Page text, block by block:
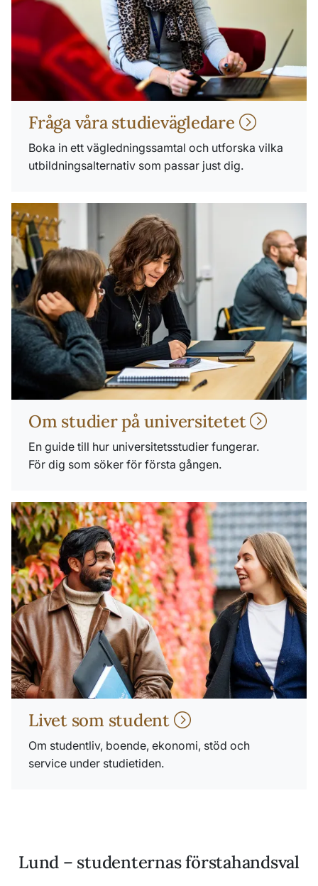
Fråga våra studievägledare
Boka in ett vägledningssamtal och utforska vilka
utbildningsalternativ som passar just dig.
Om studier på universitetet
En guide till hur universitetsstudier fungerar.
För dig som söker för första gången.
Livet som student
Om studentliv, boende, ekonomi, stöd och
service under studietiden.
Lund – studenternas förstahandsval